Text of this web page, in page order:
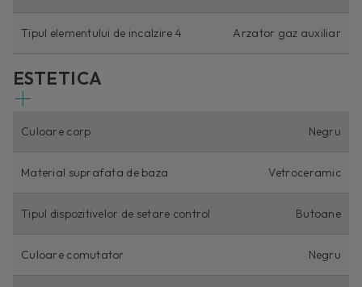
Tipul elementului de incalzire 4 Arzator gaz auxiliar
ESTETICA
Culoare corp Negru
Material suprafata de baza Vetroceramic
Tipul dispozitivelor de setare control Butoane
Culoare comutator Negru